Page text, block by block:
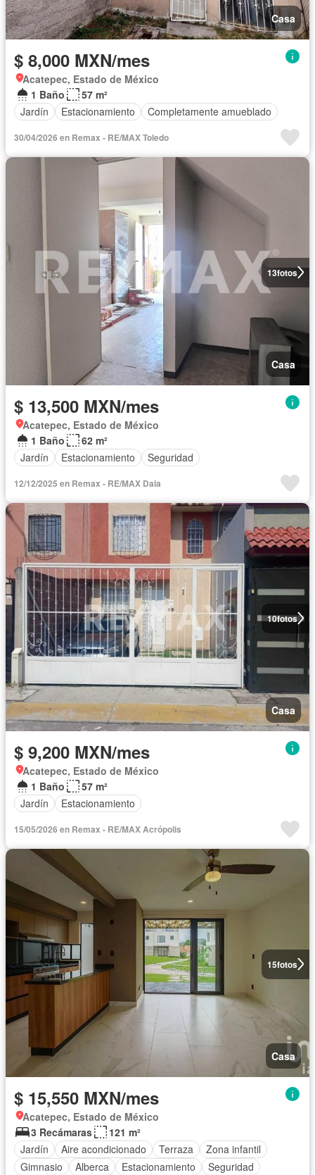
Casa
$ 8,000 MXN/mes
Acatepec, Estado de México
1 Baño
57 m²
Jardín
Estacionamiento Completamente amueblado
30/04/2026 en Remax - RE/MAX Toledo
13fotos
Casa
$ 13,500 MXN/mes
Acatepec, Estado de México
1 Baño
62 m²
Jardín
Estacionamiento Seguridad
12/12/2025 en Remax - RE/MAX Daia
10fotos
Casa
$ 9,200 MXN/mes
Acatepec, Estado de México
1 Baño
57 m²
Jardín
Estacionamiento
15/05/2026 en Remax - RE/MAX Acrópolis
15fotos
Casa
$ 15,550 MXN/mes
Acatepec, Estado de México
3 Recámaras
121 m²
Jardín
Aire acondicionado Terraza
Zona infantil
Gimnasio
Alberca Estacionamiento
Seguridad